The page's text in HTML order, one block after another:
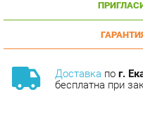
пог.
бесплатна при
с базовой